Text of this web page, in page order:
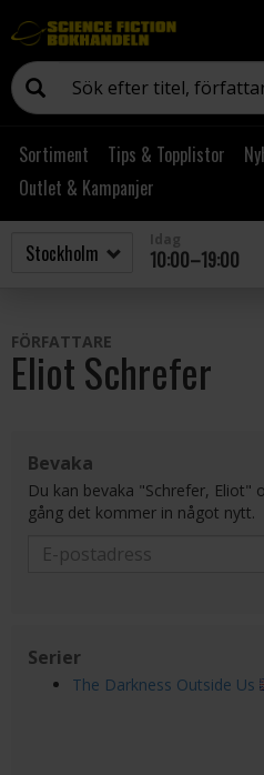
Sortiment Tips & Topplistor
Outlet & Kampanjer
10:00–19:00
FÖRFATTARE
Eliot Schrefer
Bevaka
Du kan bevaka "Schrefer, Eliot"
gång det kommer in något nytt.
Serier
The Darkness Outside Us